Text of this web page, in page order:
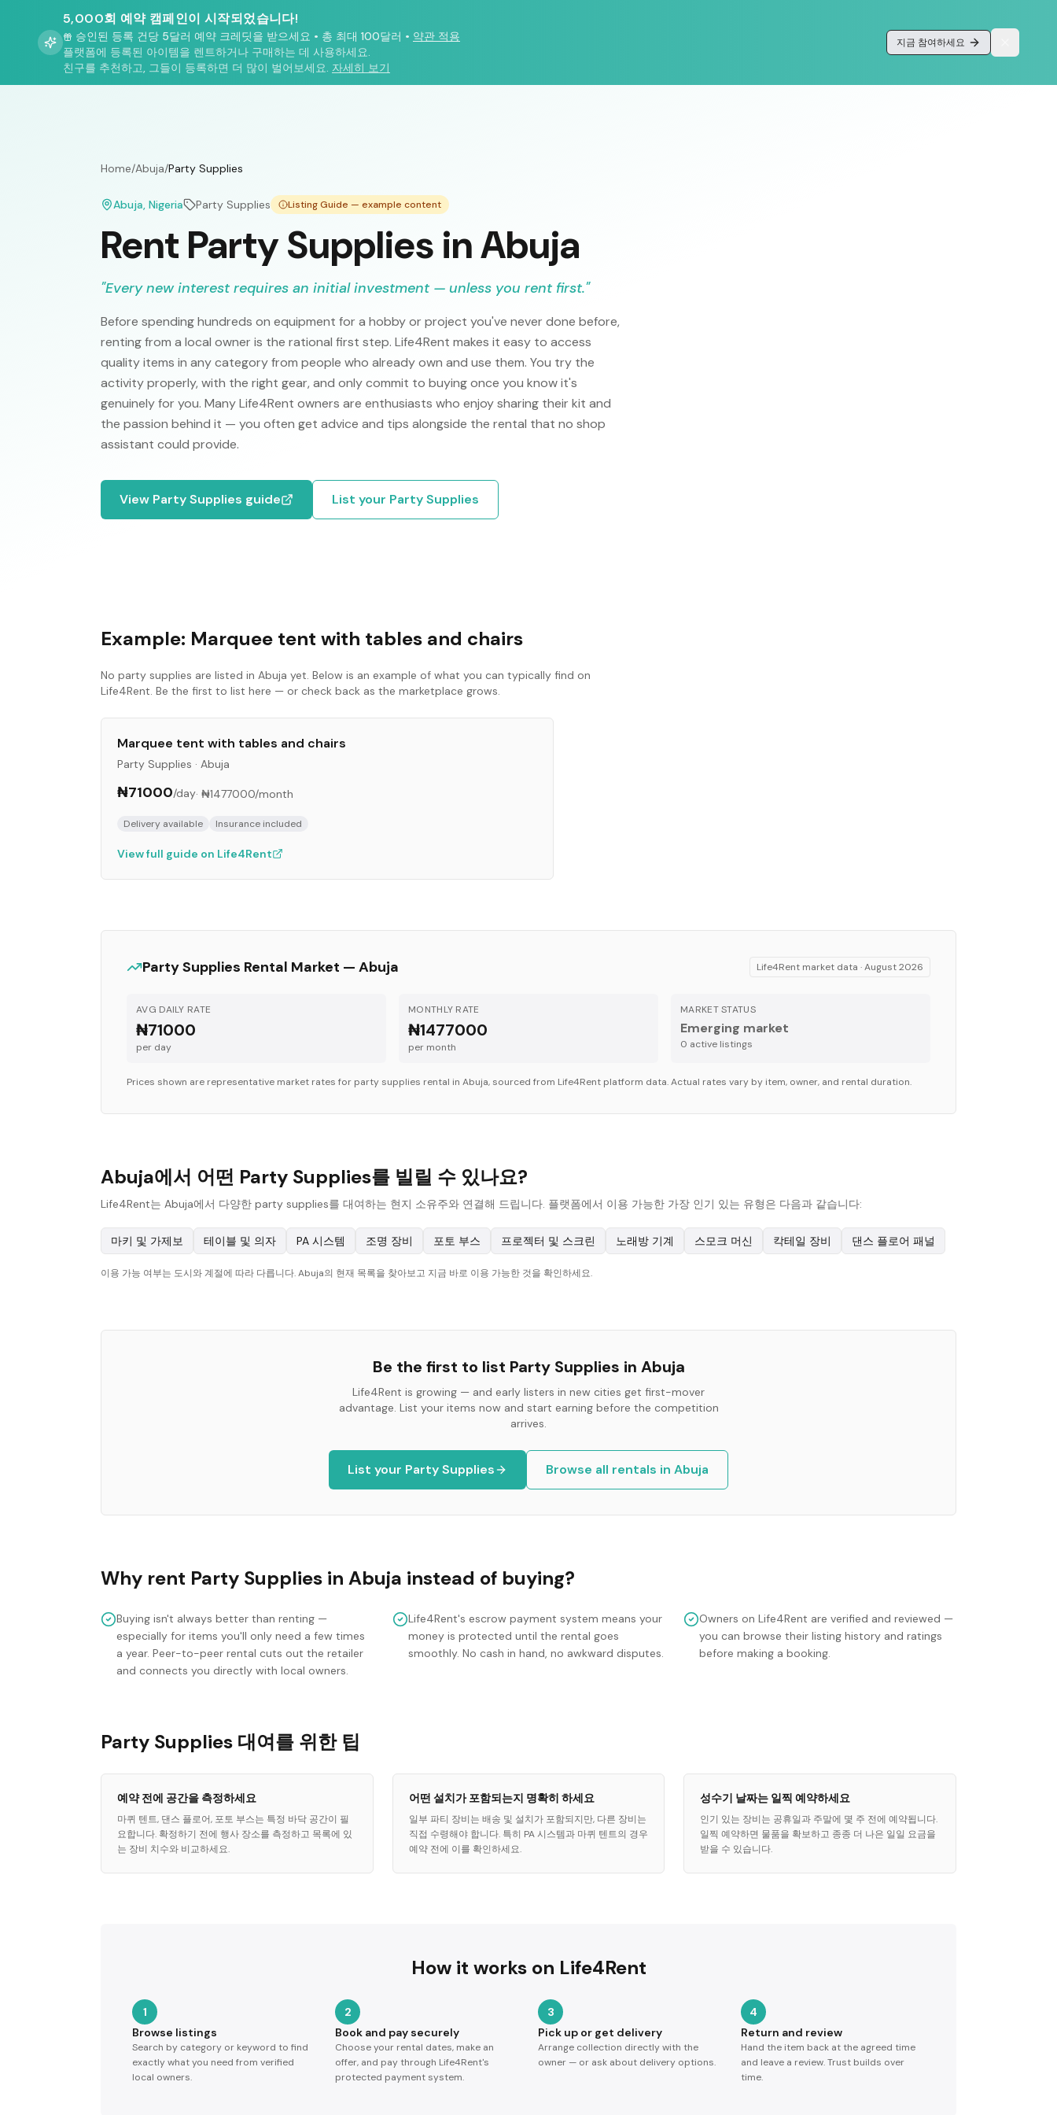
5,000회 예약 캠페인이 시작되었습니다!
승인된 등록 건당 5달러 예약 크레딧을 받으세요 • 총 최대 100달러 • 약관 적용
플랫폼에 등록된 아이템을 렌트하거나 구매하는 데 사용하세요.
친구를 추천하고, 그들이 등록하면 더 많이 벌어보세요. 자세히 보기
지금 참여하세요
Home/Abuja/Party Supplies
Abuja, Nigeria Party Supplies Listing Guide — example content
Rent Party Supplies in Abuja
"Every new interest requires an initial investment — unless you rent first."
Before spending hundreds on equipment for a hobby or project you've never done before,
renting from a local owner is the rational first step. Life4Rent makes it easy to access
quality items in any category from people who already own and use them. You try the
activity properly, with the right gear, and only commit to buying once you know it's
genuinely for you. Many Life4Rent owners are enthusiasts who enjoy sharing their kit and
the passion behind it — you often get advice and tips alongside the rental that no shop
assistant could provide.
View Party Supplies guide List your Party Supplies
Example: Marquee tent with tables and chairs
No party supplies are listed in Abuja yet. Below is an example of what you can typically find on
Life4Rent. Be the first to list here — or check back as the marketplace grows.
Marquee tent with tables and chairs
Party Supplies · Abuja
₦71000/day· ₦1477000/month
Delivery available Insurance included
View full guide on Life4Rent
Party Supplies Rental Market — Abuja Life4Rent market data ·August 2026
AVG DAILY RATE
₦71000
per day
MONTHLY RATE
₦1477000
per month
MARKET STATUS
Emerging market
0 active listings
Prices shown are representative market rates for party supplies rental in Abuja, sourced from Life4Rent platform data. Actual rates vary by item, owner, and rental duration.
Abuja에서 어떤 Party Supplies를 빌릴 수 있나요?
Life4Rent는 Abuja에서 다양한 party supplies를 대여하는 현지 소유주와 연결해 드립니다. 플랫폼에서 이용 가능한 가장 인기 있는 유형은 다음과 같습니다:
마키 및 가제보 테이블 및 의자 PA 시스템 조명 장비 포토 부스 프로젝터 및 스크린 노래방 기계 스모크 머신 칵테일 장비 댄스 플로어 패널
이용 가능 여부는 도시와 계절에 따라 다릅니다. Abuja의 현재 목록을 찾아보고 지금 바로 이용 가능한 것을 확인하세요.
Be the first to list Party Supplies in Abuja
Life4Rent is growing — and early listers in new cities get first-mover
advantage. List your items now and start earning before the competition
arrives.
List your Party Supplies Browse all rentals in Abuja
Why rent Party Supplies in Abuja instead of buying?
Buying isn't always better than renting —
especially for items you'll only need a few times
a year. Peer-to-peer rental cuts out the retailer
and connects you directly with local owners.
Life4Rent's escrow payment system means your
money is protected until the rental goes
smoothly. No cash in hand, no awkward disputes.
Owners on Life4Rent are verified and reviewed —
you can browse their listing history and ratings
before making a booking.
Party Supplies 대여를 위한 팁
예약 전에 공간을 측정하세요
마퀴 텐트, 댄스 플로어, 포토 부스는 특정 바닥 공간이 필
요합니다. 확정하기 전에 행사 장소를 측정하고 목록에 있
는 장비 치수와 비교하세요.
어떤 설치가 포함되는지 명확히 하세요
일부 파티 장비는 배송 및 설치가 포함되지만, 다른 장비는
직접 수령해야 합니다. 특히 PA 시스템과 마퀴 텐트의 경우
예약 전에 이를 확인하세요.
성수기 날짜는 일찍 예약하세요
인기 있는 장비는 공휴일과 주말에 몇 주 전에 예약됩니다.
일찍 예약하면 물품을 확보하고 종종 더 나은 일일 요금을
받을 수 있습니다.
How it works on Life4Rent
1
Browse listings
Search by category or keyword to find
exactly what you need from verified
local owners.
2
Book and pay securely
Choose your rental dates, make an
offer, and pay through Life4Rent's
protected payment system.
3
Pick up or get delivery
Arrange collection directly with the
owner — or ask about delivery options.
4
Return and review
Hand the item back at the agreed time
and leave a review. Trust builds over
time.